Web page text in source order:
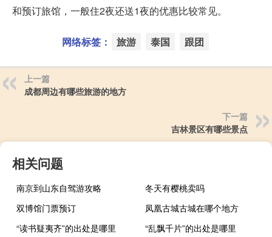
和预订旅馆，一般住2夜还送1夜的优惠比较常见。
网络标签： 旅游 泰国 跟团
上一篇
成都周边有哪些旅游的地方
下一篇
吉林景区有哪些景点
相关问题
南京到山东自驾游攻略
冬天有樱桃卖吗
双博馆门票预订
凤凰古城古城在哪个地方
“读书疑夷齐”的出处是哪里
“乱飘千片”的出处是哪里